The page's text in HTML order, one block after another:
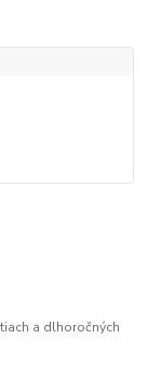
a dlhoročných